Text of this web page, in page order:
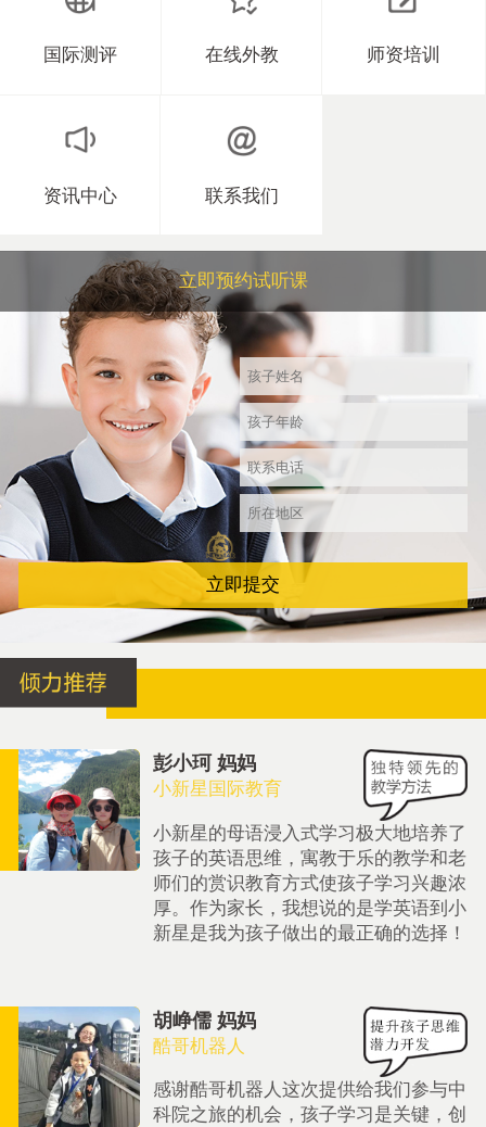
国际测评 在线外教 师资培训
资讯中心 联系我们
立即预约试听课
立即提交
彭小珂 妈妈
小新星国际教育
小新星的母语浸入式学习极大地培养了
孩子的英语思维，寓教于乐的教学和老
师们的赏识教育方式使孩子学习兴趣浓
厚。作为家长，我想说的是学英语到小
新星是我为孩子做出的最正确的选择！
胡峥儒 妈妈
酷哥机器人
感谢酷哥机器人这次提供给我们参与中
科院之旅的机会，孩子学习是关键，创